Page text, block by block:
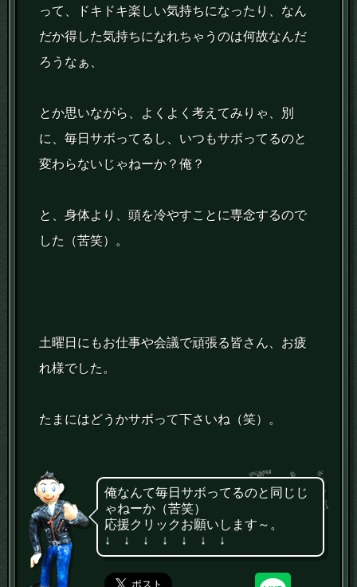
って、ドキドキ楽しい気持ちになったり、なん
だか得した気持ちになれちゃうのは何故なんだ
ろうなぁ、
とか思いながら、よくよく考えてみりゃ、別
に、毎日サボってるし、いつもサボってるのと
変わらないじゃねーか？俺？
と、身体より、頭を冷やすことに専念するので
した（苦笑）。
土曜日にもお仕事や会議で頑張る皆さん、お疲
れ様でした。
たまにはどうかサボって下さいね（笑）。
俺なんて毎日サボってるのと同じじ
ゃねーか（苦笑）
応援クリックお願いします～。
↓ ↓ ↓ ↓ ↓ ↓ ↓